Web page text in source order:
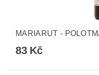
MARIARUT -
83 Kč